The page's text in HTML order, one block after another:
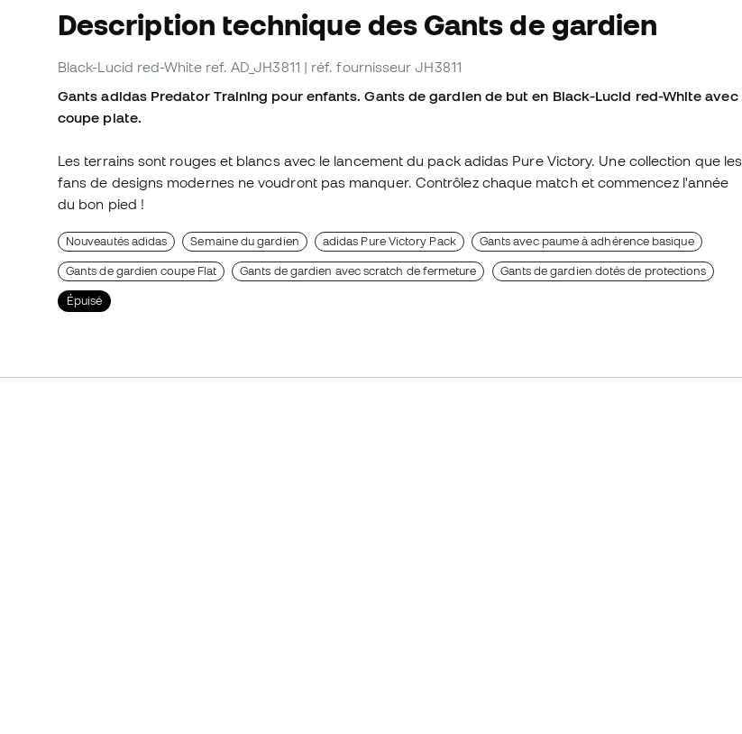
Description technique des Gants de gardien
Black-Lucid red-White ref. AD_JH3811 | réf. fournisseur JH3811
Gants adidas Predator Training pour enfants. Gants de gardien de but en Black-Lucid red-White avec
coupe plate.
Les terrains sont rouges et blancs avec le lancement du pack adidas Pure Victory. Une collection que les
fans de designs modernes ne voudront pas manquer. Contrôlez chaque match et commencez l'année
du bon pied !
Nouveautés adidas Semaine du gardien adidas Pure Victory Pack Gants avec paume à adhérence basique
Gants de gardien coupe Flat Gants de gardien avec scratch de fermeture Gants de gardien dotés de protections
Épuisé